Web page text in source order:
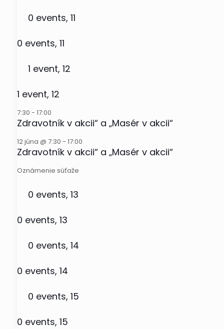
0 events, 11
0 events, 11
1 event, 12
1 event, 12
7:30 - 17:00
Zdravotník v akcii“ a „Masér v akcii“
12 júna @ 7:30 - 17:00
Zdravotník v akcii“ a „Masér v akcii“
Oznámenie súťaže
0 events, 13
0 events, 13
0 events, 14
0 events, 14
0 events, 15
0 events, 15